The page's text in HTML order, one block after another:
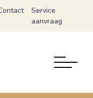
Service
aanvraag